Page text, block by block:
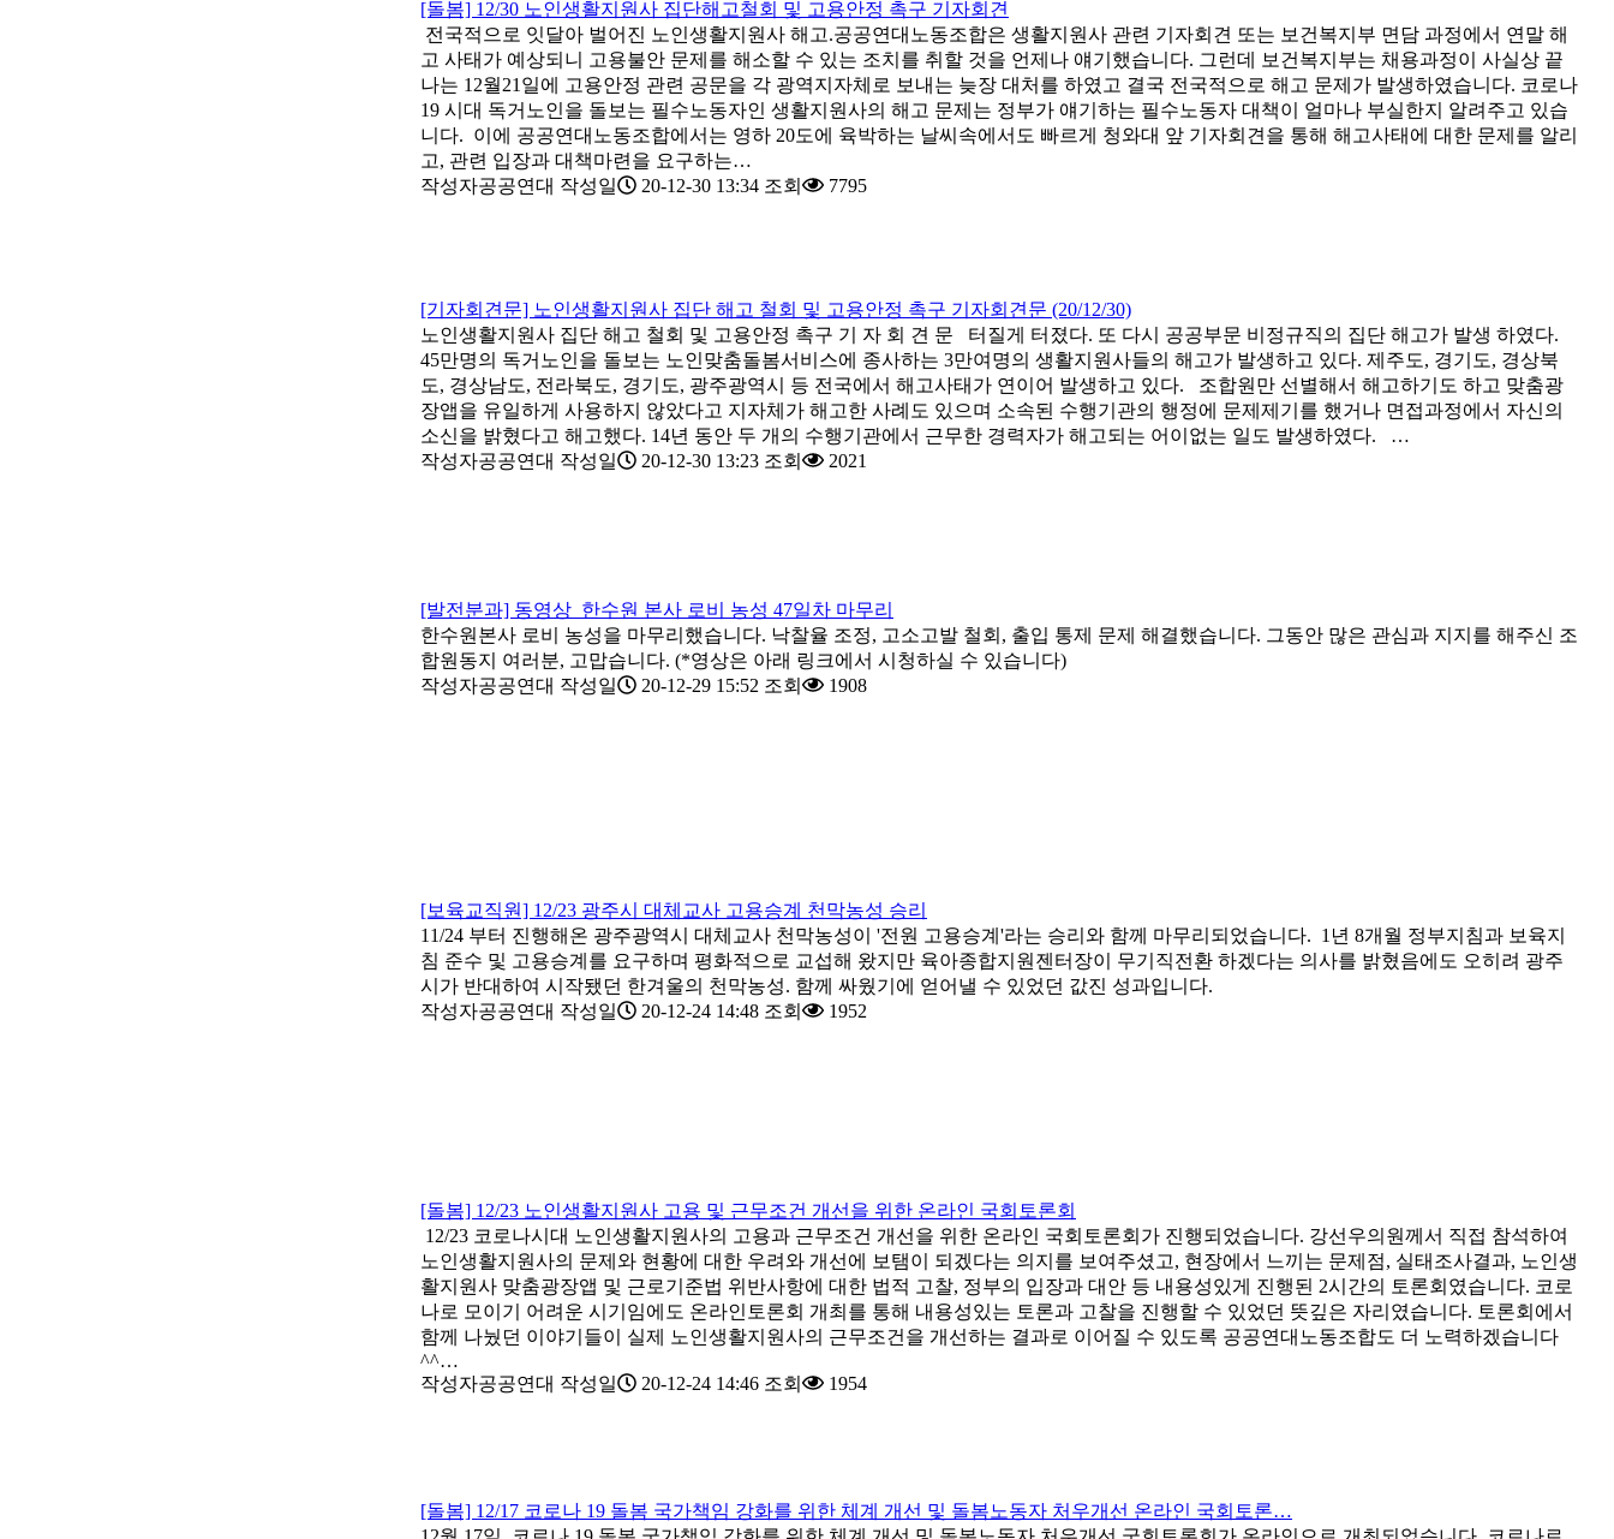
[돌봄] 12/30 노인생활지원사 집단해고철회 및 고용안정 촉구 기자회견
전국적으로 잇달아 벌어진 노인생활지원사 해고.공공연대노동조합은 생활지원사 관련 기자회견 또는 보건복지부 면담 과정에서 연말 해
고 사태가 예상되니 고용불안 문제를 해소할 수 있는 조치를 취할 것을 언제나 얘기했습니다. 그런데 보건복지부는 채용과정이 사실상 끝
나는 12월21일에 고용안정 관련 공문을 각 광역지자체로 보내는 늦장 대처를 하였고 결국 전국적으로 해고 문제가 발생하였습니다. 코로나
19 시대 독거노인을 돌보는 필수노동자인 생활지원사의 해고 문제는 정부가 얘기하는 필수노동자 대책이 얼마나 부실한지 알려주고 있습
니다. 이에 공공연대노동조합에서는 영하 20도에 육박하는 날씨속에서도 빠르게 청와대 앞 기자회견을 통해 해고사태에 대한 문제를 알리
고, 관련 입장과 대책마련을 요구하는…
작성자공공연대 작성일 20-12-30 13:34 조회 7795
[기자회견문] 노인생활지원사 집단 해고 철회 및 고용안정 촉구 기자회견문 (20/12/30)
노인생활지원사 집단 해고 철회 및 고용안정 촉구 기 자 회 견 문 터질게 터졌다. 또 다시 공공부문 비정규직의 집단 해고가 발생 하였다.
45만명의 독거노인을 돌보는 노인맞춤돌봄서비스에 종사하는 3만여명의 생활지원사들의 해고가 발생하고 있다. 제주도, 경기도, 경상북
도, 경상남도, 전라북도, 경기도, 광주광역시 등 전국에서 해고사태가 연이어 발생하고 있다. 조합원만 선별해서 해고하기도 하고 맞춤광
장앱을 유일하게 사용하지 않았다고 지자체가 해고한 사례도 있으며 소속된 수행기관의 행정에 문제제기를 했거나 면접과정에서 자신의
소신을 밝혔다고 해고했다. 14년 동안 두 개의 수행기관에서 근무한 경력자가 해고되는 어이없는 일도 발생하였다. …
작성자공공연대 작성일 20-12-30 13:23 조회 2021
[발전분과] 동영상_한수원 본사 로비 농성 47일차 마무리
한수원본사 로비 농성을 마무리했습니다. 낙찰율 조정, 고소고발 철회, 출입 통제 문제 해결했습니다. 그동안 많은 관심과 지지를 해주신 조
합원동지 여러분, 고맙습니다. (*영상은 아래 링크에서 시청하실 수 있습니다)
작성자공공연대 작성일 20-12-29 15:52 조회 1908
[보육교직원] 12/23 광주시 대체교사 고용승계 천막농성 승리
11/24 부터 진행해온 광주광역시 대체교사 천막농성이 '전원 고용승계'라는 승리와 함께 마무리되었습니다. 1년 8개월 정부지침과 보육지
침 준수 및 고용승계를 요구하며 평화적으로 교섭해 왔지만 육아종합지원젠터장이 무기직전환 하겠다는 의사를 밝혔음에도 오히려 광주
시가 반대하여 시작됐던 한겨울의 천막농성. 함께 싸웠기에 얻어낼 수 있었던 값진 성과입니다.
작성자공공연대 작성일 20-12-24 14:48 조회 1952
[돌봄] 12/23 노인생활지원사 고용 및 근무조건 개선을 위한 온라인 국회토론회
12/23 코로나시대 노인생활지원사의 고용과 근무조건 개선을 위한 온라인 국회토론회가 진행되었습니다. 강선우의원께서 직접 참석하여
노인생활지원사의 문제와 현황에 대한 우려와 개선에 보탬이 되겠다는 의지를 보여주셨고, 현장에서 느끼는 문제점, 실태조사결과, 노인생
활지원사 맞춤광장앱 및 근로기준법 위반사항에 대한 법적 고찰, 정부의 입장과 대안 등 내용성있게 진행된 2시간의 토론회였습니다. 코로
나로 모이기 어려운 시기임에도 온라인토론회 개최를 통해 내용성있는 토론과 고찰을 진행할 수 있었던 뜻깊은 자리였습니다. 토론회에서
함께 나눴던 이야기들이 실제 노인생활지원사의 근무조건을 개선하는 결과로 이어질 수 있도록 공공연대노동조합도 더 노력하겠습니다
^^…
작성자공공연대 작성일 20-12-24 14:46 조회 1954
[돌봄] 12/17 코로나 19 돌봄 국가책임 강화를 위한 체계 개선 및 돌봄노동자 처우개선 온라인 국회토론…